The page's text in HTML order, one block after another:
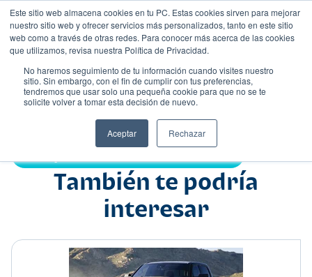
Este sitio web almacena cookies en tu PC. Estas cookies sirven para mejorar
nuestro sitio web y ofrecer servicios más personalizados, tanto en este sitio
web como a través de otras redes. Para conocer más acerca de las cookies
que utilizamos, revisa nuestra Política de Privacidad.
No haremos seguimiento de tu información cuando visites nuestro
sitio. Sin embargo, con el fin de cumplir con tus preferencias,
tendremos que usar solo una pequeña cookie para que no se te
solicite volver a tomar esta decisión de nuevo.
Aceptar Rechazar
Nombre
También te podría
interesar